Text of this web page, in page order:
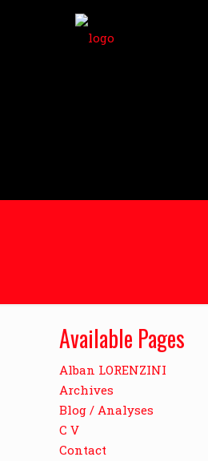
Available Pages
Alban LORENZINI
Archives
Blog / Analyses
C V
Contact